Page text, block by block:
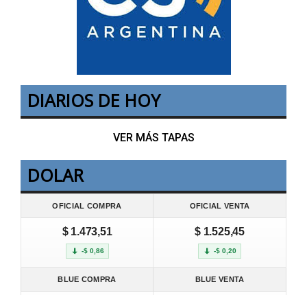
DIARIOS DE HOY
VER MÁS TAPAS
DOLAR
OFICIAL COMPRA OFICIAL VENTA
$ 1.473,51
-$ 0,86
$ 1.525,45
-$ 0,20
BLUE COMPRA BLUE VENTA